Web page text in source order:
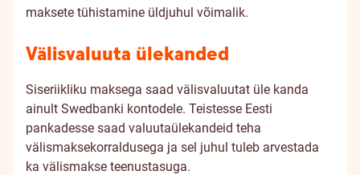
maksete tühistamine üldjuhul võimalik.
Välisvaluuta ülekanded
Siseriikliku maksega saad välisvaluutat üle kanda
ainult Swedbanki kontodele. Teistesse Eesti
pankadesse saad valuutaülekandeid teha
välismaksekorraldusega ja sel juhul tuleb arvestada
ka välismakse teenustasuga.